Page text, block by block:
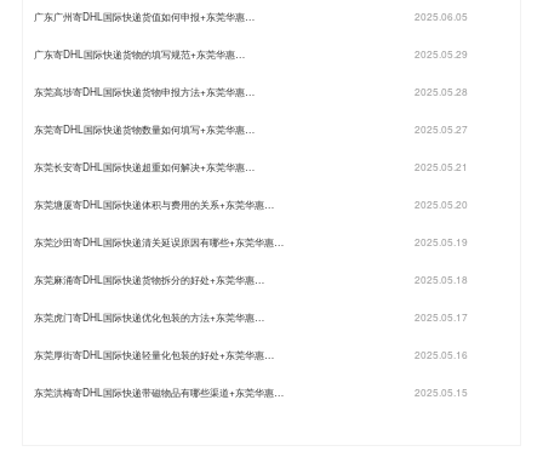
广东广州寄DHL国际快递货值如何申报+东莞华惠… 2025.06.05
广东寄DHL国际快递货物的填写规范+东莞华惠… 2025.05.29
东莞高埗寄DHL国际快递货物申报方法+东莞华惠… 2025.05.28
东莞寄DHL国际快递货物数量如何填写+东莞华惠… 2025.05.27
东莞长安寄DHL国际快递超重如何解决+东莞华惠… 2025.05.21
东莞塘厦寄DHL国际快递体积与费用的关系+东莞华惠… 2025.05.20
东莞沙田寄DHL国际快递清关延误原因有哪些+东莞华惠… 2025.05.19
东莞麻涌寄DHL国际快递货物拆分的好处+东莞华惠… 2025.05.18
东莞虎门寄DHL国际快递优化包装的方法+东莞华惠… 2025.05.17
东莞厚街寄DHL国际快递轻量化包装的好处+东莞华惠… 2025.05.16
东莞洪梅寄DHL国际快递带磁物品有哪些渠道+东莞华惠… 2025.05.15